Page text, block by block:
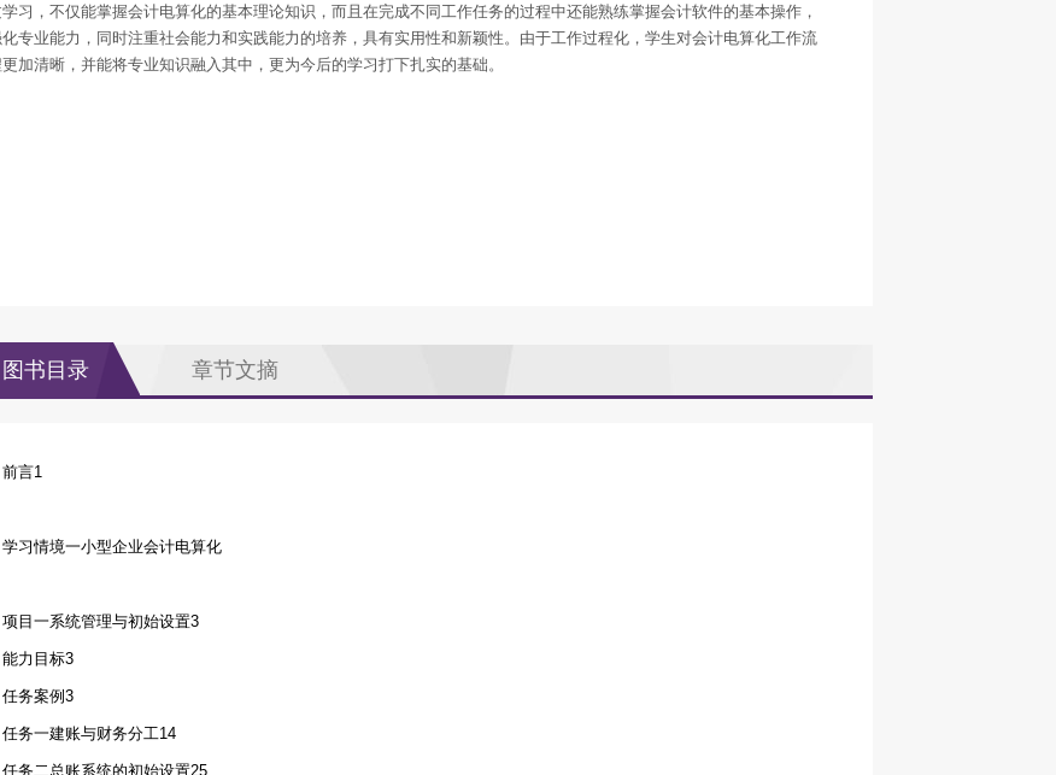
习，不仅能掌握会计电算化的基本理论知识，而且在完成不同工作任务的过程中还能熟练掌握会计软件的基本操作，
专业能力，同时注重社会能力和实践能力的培养，具有实用性和新颖性。由于工作过程化，学生对会计电算化工作流
加清晰，并能将专业知识融入其中，更为今后的学习打下扎实的基础。
图书目录 章节文摘
前言1
学习情境一小型企业会计电算化
项目一系统管理与初始设置3
能力目标3
任务案例 3
任务一建账与财务分工14
任务二总账系统的初始设置25